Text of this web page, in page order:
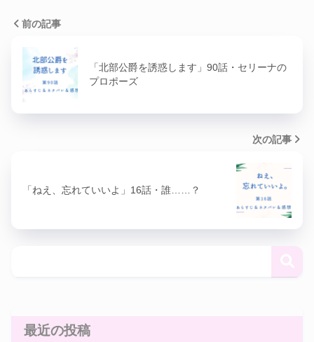
前の記事
「北部公爵を誘惑します」90話・セリーナの
プロポーズ
次の記事
「ねえ、忘れていいよ」16話・誰……？
最近の投稿